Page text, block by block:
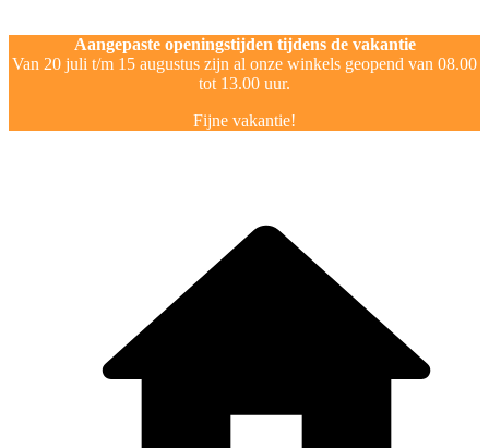
Aangepaste openingstijden tijdens de vakantie
Van 20 juli t/m 15 augustus zijn al onze winkels geopend van 08.00
tot 13.00 uur.
Fijne vakantie!